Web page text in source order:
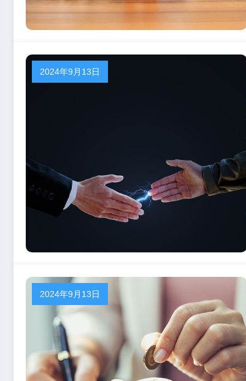
2024年9月13日
2024年9月13日